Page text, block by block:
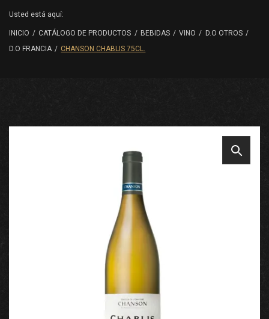
Usted está aquí:
INICIO / CATÁLOGO DE PRODUCTOS / BEBIDAS / VINO / D.O OTROS /
D.O FRANCIA / CHANSON CHABLIS 75CL.